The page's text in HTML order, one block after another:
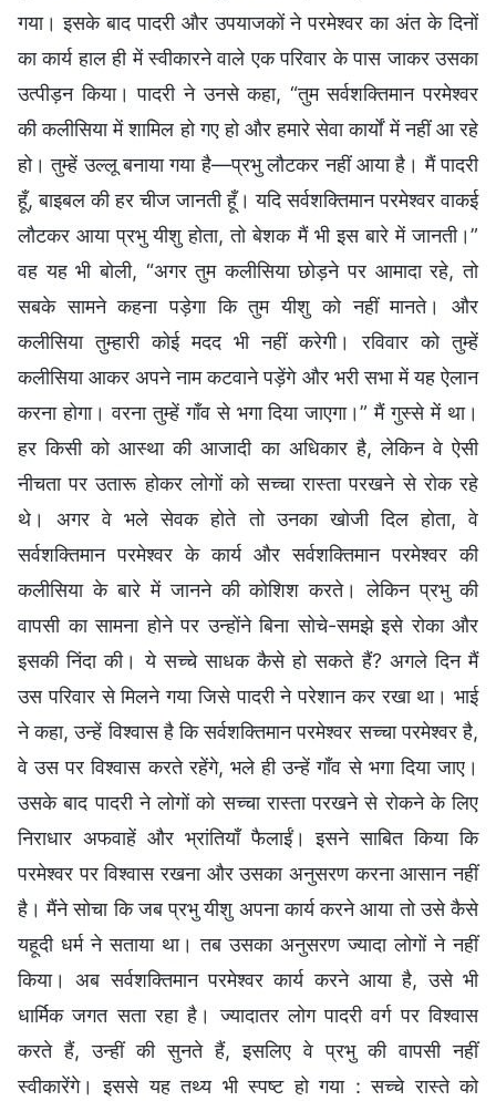
गया। इसके बाद पादरी और उपयाजकों ने परमेश्वर का अंत के दिनों
का कार्य हाल ही में स्वीकारने वाले एक परिवार के पास जाकर उसका
उत्पीड़न किया। पादरी ने उनसे कहा, “तुम सर्वशक्तिमान परमेश्वर
की कलीसिया में शामिल हो गए हो और हमारे सेवा कार्यों में नहीं आ रहे
हो। तुम्हें उल्लू बनाया गया है—प्रभु लौटकर नहीं आया है। मैं पादरी
हूँ, बाइबल की हर चीज जानती हूँ। यदि सर्वशक्तिमान परमेश्वर वाकई
लौटकर आया प्रभु यीशु होता, तो बेशक मैं भी इस बारे में जानती।”
वह यह भी बोली, “अगर तुम कलीसिया छोड़ने पर आमादा रहे, तो
सबके सामने कहना पड़ेगा कि तुम यीशु को नहीं मानते। और
कलीसिया तुम्हारी कोई मदद भी नहीं करेगी। रविवार को तुम्हें
कलीसिया आकर अपने नाम कटवाने पड़ेंगे और भरी सभा में यह ऐलान
करना होगा। वरना तुम्हें गाँव से भगा दिया जाएगा।” मैं गुस्से में था।
हर किसी को आस्था की आजादी का अधिकार है, लेकिन वे ऐसी
नीचता पर उतारू होकर लोगों को सच्चा रास्ता परखने से रोक रहे
थे। अगर वे भले सेवक होते तो उनका खोजी दिल होता, वे
सर्वशक्तिमान परमेश्वर के कार्य और सर्वशक्तिमान परमेश्वर की
कलीसिया के बारे में जानने की कोशिश करते। लेकिन प्रभु की
वापसी का सामना होने पर उन्होंने बिना सोचे-समझे इसे रोका और
इसकी निंदा की। ये सच्चे साधक कैसे हो सकते हैं? अगले दिन मैं
उस परिवार से मिलने गया जिसे पादरी ने परेशान कर रखा था। भाई
ने कहा, उन्हें विश्वास है कि सर्वशक्तिमान परमेश्वर सच्चा परमेश्वर है,
वे उस पर विश्वास करते रहेंगे, भले ही उन्हें गाँव से भगा दिया जाए।
उसके बाद पादरी ने लोगों को सच्चा रास्ता परखने से रोकने के लिए
निराधार अफवाहें और भ्रांतियाँ फैलाईं। इसने साबित किया कि
परमेश्वर पर विश्वास रखना और उसका अनुसरण करना आसान नहीं
है। मैंने सोचा कि जब प्रभु यीशु अपना कार्य करने आया तो उसे कैसे
यहूदी धर्म ने सताया था। तब उसका अनुसरण ज्यादा लोगों ने नहीं
किया। अब सर्वशक्तिमान परमेश्वर कार्य करने आया है, उसे भी
धार्मिक जगत सता रहा है। ज्यादातर लोग पादरी वर्ग पर विश्वास
करते हैं, उन्हीं की सुनते हैं, इसलिए वे प्रभु की वापसी नहीं
स्वीकारेंगे। इससे यह तथ्य भी स्पष्ट हो गया : सच्चे रास्ते को